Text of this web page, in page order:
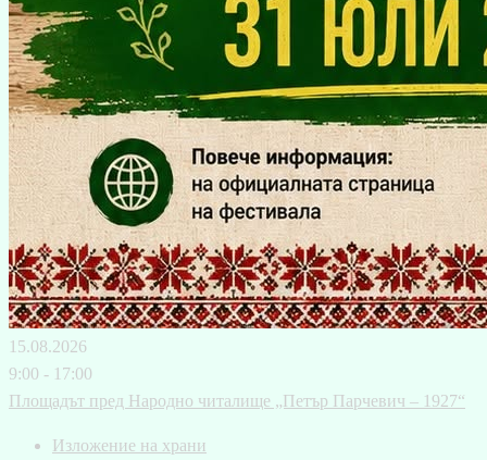
15.08.2026
9:00 - 17:00
Площадът пред Народно читалище „Петър Парчевич – 1927“
Изложение на храни